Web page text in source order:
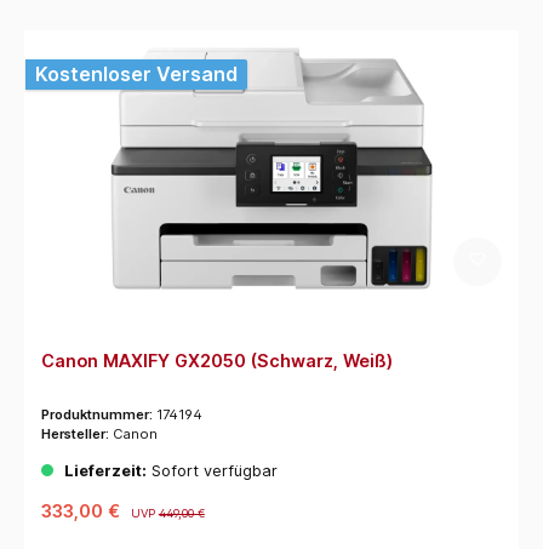
Kostenloser Versand
Canon MAXIFY GX2050 (Schwarz, Weiß)
Produktnummer: 174194
Hersteller: Canon
Lieferzeit: Sofort verfügbar
333,00 € UVP449,00 €